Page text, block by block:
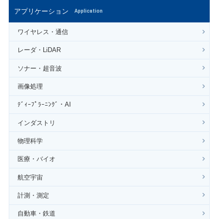
アプリケーション Application
ワイヤレス・通信
レーダ・LiDAR
ソナー・超音波
画像処理
ﾃﾞｨｰﾌﾟﾗｰﾆﾝｸﾞ・AI
インダストリ
物理科学
医療・バイオ
航空宇宙
計測・測定
自動車・鉄道